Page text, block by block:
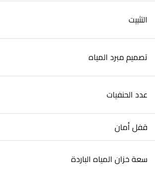
التثبيت
تصميم مبرد المياه‎
عدد الحنفيات
قفل أمان‎
سعة خزان المياه الباردة